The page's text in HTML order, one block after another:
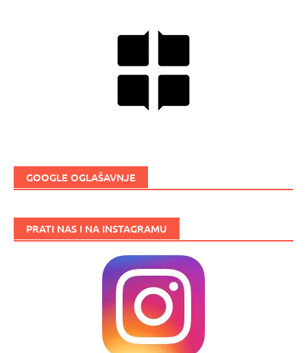
GOOGLE OGLAŠAVNJE
PRATI NAS I NA INSTAGRAMU